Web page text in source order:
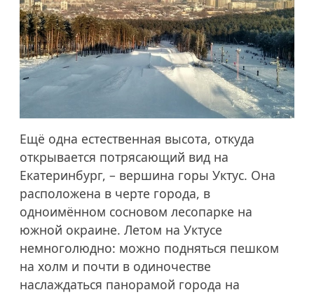
Ещё одна естественная высота, откуда
открывается потрясающий вид на
Екатеринбург, – вершина горы Уктус. Она
расположена в черте города, в
одноимённом сосновом лесопарке на
южной окраине. Летом на Уктусе
немноголюдно: можно подняться пешком
на холм и почти в одиночестве
наслаждаться панорамой города на